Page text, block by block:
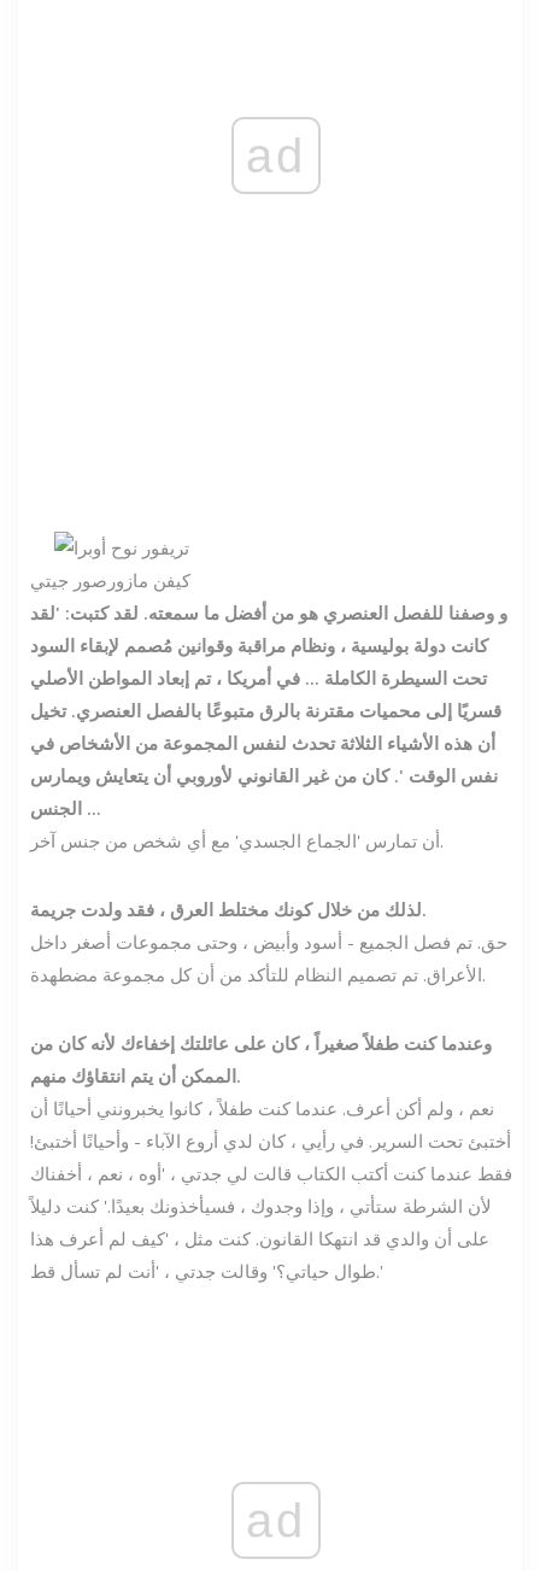
ad
كيفن مازور صور جيتي
و وصفنا للفصل العنصري هو من أفضل ما سمعته. لقد كتبت: 'لقد
كانت دولة بوليسية ، ونظام مراقبة وقوانين مُصمم لإبقاء السود
تحت السيطرة الكاملة ... في أمريكا ، تم إبعاد المواطن الأصلي
قسريًا إلى محميات مقترنة بالرق متبوعًا بالفصل العنصري. تخيل
أن هذه الأشياء الثلاثة تحدث لنفس المجموعة من الأشخاص في
نفس الوقت '. كان من غير القانوني لأوروبي أن يتعايش ويمارس
الجنس ...
أن تمارس 'الجماع الجسدي' مع أي شخص من جنس آخر.
لذلك من خلال كونك مختلط العرق ، فقد ولدت جريمة.
حق. تم فصل الجميع - أسود وأبيض ، وحتى مجموعات أصغر داخل
الأعراق. تم تصميم النظام للتأكد من أن كل مجموعة مضطهدة.
وعندما كنت طفلاً صغيراً ، كان على عائلتك إخفاءك لأنه كان من
الممكن أن يتم انتقاؤك منهم.
نعم ، ولم أكن أعرف. عندما كنت طفلاً ، كانوا يخبرونني أحيانًا أن
أختبئ تحت السرير. في رأيي ، كان لدي أروع الآباء - وأحيانًا أختبئ!
فقط عندما كنت أكتب الكتاب قالت لي جدتي ، 'أوه ، نعم ، أخفناك
لأن الشرطة ستأتي ، وإذا وجدوك ، فسيأخذونك بعيدًا.' كنت دليلاً
على أن والدي قد انتهكا القانون. كنت مثل ، 'كيف لم أعرف هذا
طوال حياتي؟' وقالت جدتي ، 'أنت لم تسأل قط.'
ad